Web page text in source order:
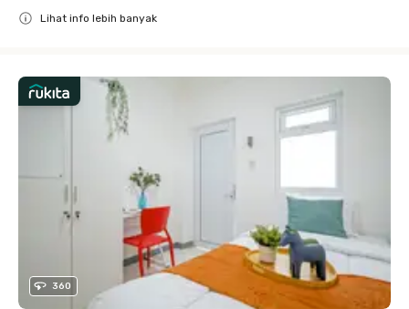
Lihat info lebih banyak
360